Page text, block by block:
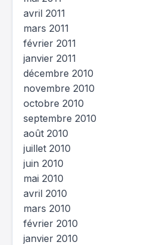
avril 2011
mars 2011
février 2011
janvier 2011
décembre 2010
novembre 2010
octobre 2010
septembre 2010
août 2010
juillet 2010
juin 2010
mai 2010
avril 2010
mars 2010
février 2010
janvier 2010